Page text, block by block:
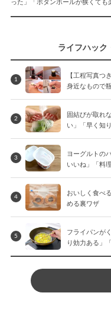
った」「ボタンホールが狭くても
ライフハック
1
【工程写真つ
身近なもので
2
固結びが取れ
い」「早く知
3
ヨーグルトの
いいね」「料
4
おいしく食べ
める裏ワザ
5
フライパンが
り効力ある」